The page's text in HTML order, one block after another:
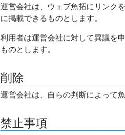
運営会社は、ウェブ魚拓にリンク
に掲載できるものとします。
利用者は運営会社に対して異議を
ものとします。
削除
運営会社は、自らの判断によって
禁止事項